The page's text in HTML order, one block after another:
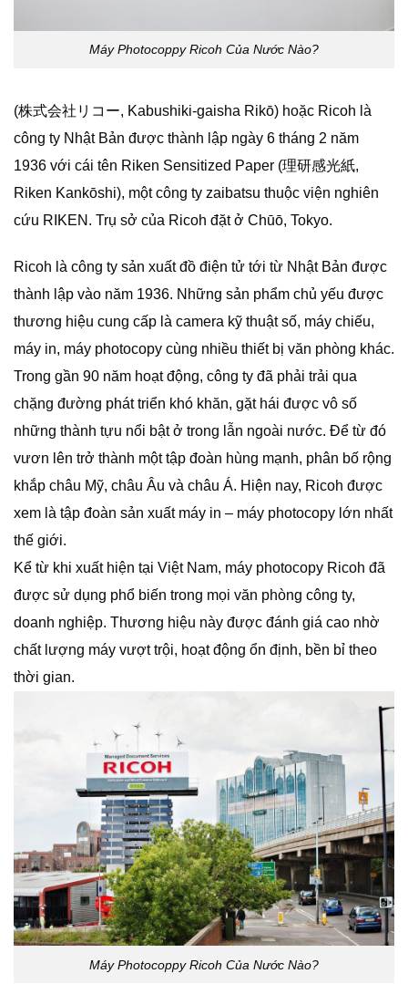
Máy Photocoppy Ricoh Của Nước Nào?
(株式会社リコー, Kabushiki-gaisha Rikō) hoặc Ricoh là
công ty Nhật Bản được thành lập ngày 6 tháng 2 năm
1936 với cái tên Riken Sensitized Paper (理研感光紙,
Riken Kankōshi), một công ty zaibatsu thuộc viện nghiên
cứu RIKEN. Trụ sở của Ricoh đặt ở Chūō, Tokyo.
Ricoh là công ty sản xuất đồ điện tử tới từ Nhật Bản được
thành lập vào năm 1936. Những sản phẩm chủ yếu được
thương hiệu cung cấp là camera kỹ thuật số, máy chiếu,
máy in, máy photocopy cùng nhiều thiết bị văn phòng khác.
Trong gần 90 năm hoạt động, công ty đã phải trải qua
chặng đường phát triển khó khăn, gặt hái được vô số
những thành tựu nổi bật ở trong lẫn ngoài nước. Để từ đó
vươn lên trở thành một tập đoàn hùng mạnh, phân bố rộng
khắp châu Mỹ, châu Âu và châu Á. Hiện nay, Ricoh được
xem là tập đoàn sản xuất máy in – máy photocopy lớn nhất
thế giới.
Kể từ khi xuất hiện tại Việt Nam, máy photocopy Ricoh đã
được sử dụng phổ biến trong mọi văn phòng công ty,
doanh nghiệp. Thương hiệu này được đánh giá cao nhờ
chất lượng máy vượt trội, hoạt động ổn định, bền bỉ theo
thời gian.
Máy Photocoppy Ricoh Của Nước Nào?